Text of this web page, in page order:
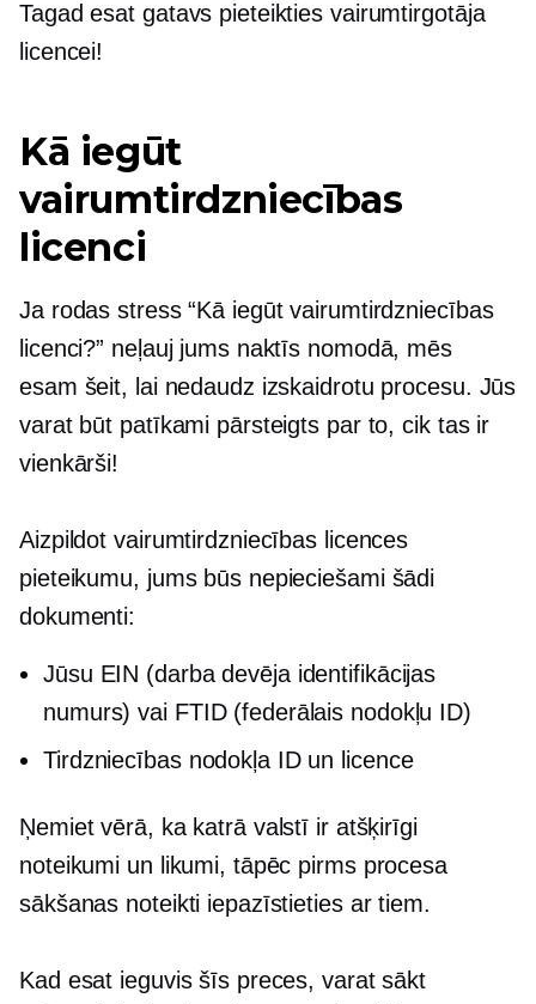
Tagad esat gatavs pieteikties vairumtirgotāja
licencei!
Kā iegūt
vairumtirdzniecības
licenci
Ja rodas stress “Kā iegūt vairumtirdzniecības
licenci?” neļauj jums naktīs nomodā, mēs
esam šeit, lai nedaudz izskaidrotu procesu. Jūs
varat būt patīkami pārsteigts par to, cik tas ir
vienkārši!
Aizpildot vairumtirdzniecības licences
pieteikumu, jums būs nepieciešami šādi
dokumenti:
Jūsu EIN (darba devēja identifikācijas
numurs) vai FTID (federālais nodokļu ID)
Tirdzniecības nodokļa ID un licence
Ņemiet vērā, ka katrā valstī ir atšķirīgi
noteikumi un likumi, tāpēc pirms procesa
sākšanas noteikti iepazīstieties ar tiem.
Kad esat ieguvis šīs preces, varat sākt